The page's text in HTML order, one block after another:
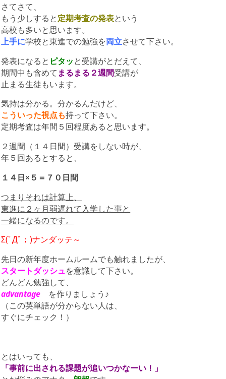
さてさて、
もう少しすると定期考査の発表という
高校も多いと思います。
上手に学校と東進での勉強を両立させて下さい。
発表になると ピタッと受講がとだえて、
期間中も含めて まるまる２週間受講が
止まる生徒もいます。
気持は分かる。分かるんだけど、
こういった視点も持って下さい。
定期考査は年間５回程度あると思います。
２週間（１４日間）受講をしない時が、
年５回あるとすると、
１４日×５＝７０日間
つまりそれは計算上、
東進に２ヶ月弱遅れて入学した事と
一緒になるのです。
Σ(ﾟДﾟ；)ナンダッテ～
先日の新年度ホームルームでも触れましたが、
スタートダッシュを意識して下さい。
どんどん勉強して、
advantage を作りましょう♪
（この英単語が分からない人は、
すぐにチェック！）
とはいっても、
「事前に出される課題が追いつかなーい！」